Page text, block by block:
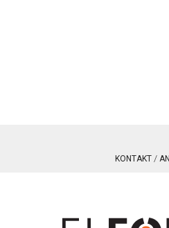
KONTAKT